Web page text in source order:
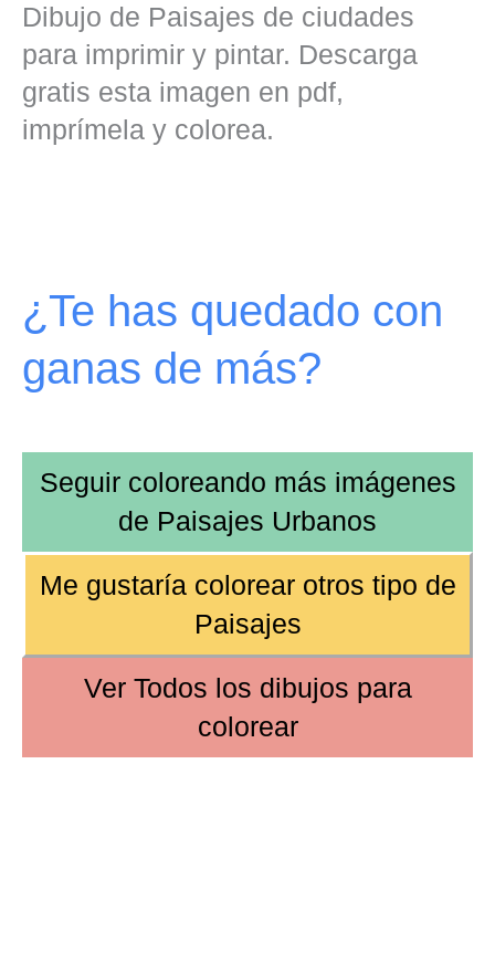
Dibujo de Paisajes de ciudades
para imprimir y pintar. Descarga
gratis esta imagen en pdf,
imprímela y colorea.
¿Te has quedado con
ganas de más?
Seguir coloreando más imágenes
de Paisajes Urbanos
Me gustaría colorear otros tipo de
Paisajes
Ver Todos los dibujos para
colorear